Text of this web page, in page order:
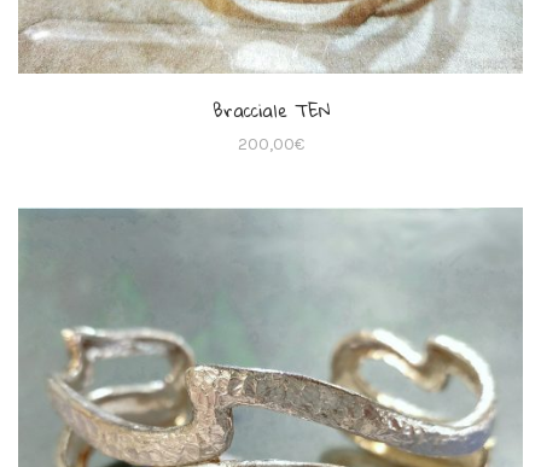
Bracciale TEN
200,00€